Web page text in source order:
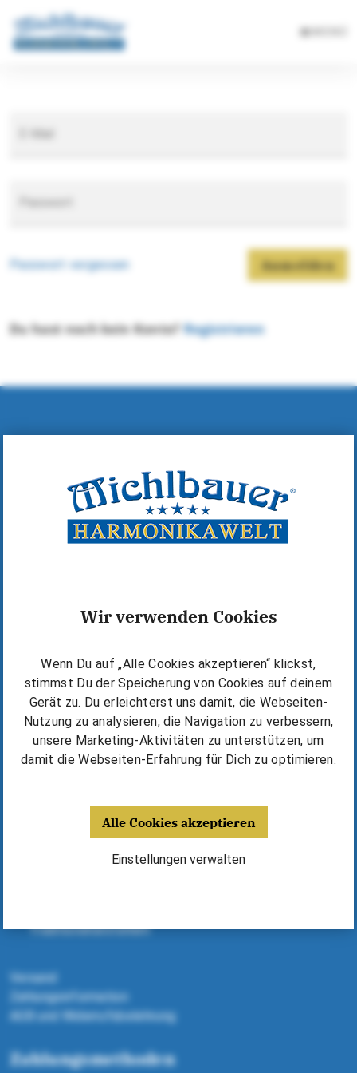
Wir verwenden Cookies
Wenn Du auf „Alle Cookies akzeptieren“ klickst,
stimmst Du der Speicherung von Cookies auf deinem
Gerät zu. Du erleichterst uns damit, die Webseiten-
Nutzung zu analysieren, die Navigation zu verbessern,
unsere Marketing-Aktivitäten zu unterstützen, um
damit die Webseiten-Erfahrung für Dich zu optimieren.
Alle Cookies akzeptieren
Einstellungen verwalten
Passwort vergessen Anmelden
Du hast noch kein Konto?Registrieren
MICHLBAUER GmbH
A-6600 Reutte, Lindenstraße 14
+43 (0)5672 72060
Kostenlos starten
Die Michlbauer Methode
Kurse & Unterricht finden
Erfolgsgeschichten & Tipps
⁠Harmonika kaufen / mieten
Deine Vorteile
Harmonikas, Kurse, Noten - alles aus einer Hand
Traditionsherstellern
Versand
Zahlungsinformation
AGB und Widerrufsbelehrung
Zahlungsmethoden